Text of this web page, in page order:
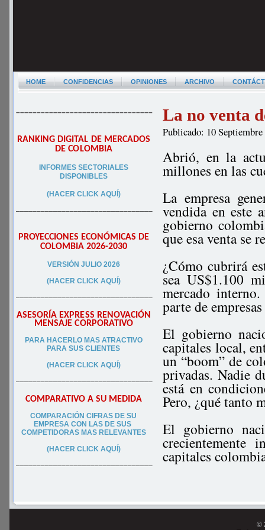
HOME CONFIDENCIAS OPINIONES ARCHIVO
–––––––––––––––––––––––––––––––––
RANKING DIGITAL DE MERCADOS
DE COLOMBIA
INFORMES SECTORIALES
DISPONIBLES
(HACER CLICK AQUÍ)
–––––––––––––––––––––––––––––––––
PROYECCIONES ECONÓMICAS DE
COLOMBIA 2026-2030
VERSIÓN JULIO 2026
(HACER CLICK AQUÍ)
–––––––––––––––––––––––––––––––––
ASESORÍA EXPRESS RENOVACIÓN
MENSAJE CORPORATIVO
PARA HACERLO MAS ATRACTIVO
PARA SUS CLIENTES
(HACER CLICK AQUÍ)
–––––––––––––––––––––––––––––––––
COMPARATIVO A SU MEDIDA
COMPARACIÓN CIFRAS DE SU
EMPRESA CON LAS DE SUS
COMPETIDORAS MAS RELEVANTES
(HACER CLICK AQUÍ)
–––––––––––––––––––––––––––––––––
La no venta
Publicado: 10
Abrió, en la
millones en las
La empresa
vendida en este
gobierno
que esa venta se
¿Cómo cubrirá
sea US$1.100
mercado
parte de
El gobierno
capitales local,
un “boom” de
privadas. Nadie
está en
Pero, ¿qué tanto
El gobierno
crecientemente
capitales
©